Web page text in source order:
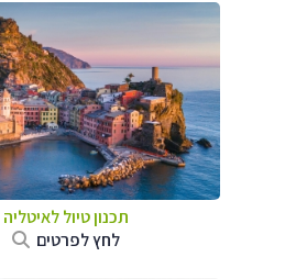
תכנון טיול לאיטליה
לחץ לפרטים